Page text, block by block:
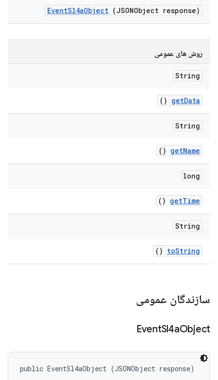
EventSl4aObject (JSONObject response)
روش های عمومی
String
getData
()
String
getName
()
long
getTime
()
String
toString
()
سازندگان عمومی
EventSl4aObject
public EventSl4aObject (JSONObject response)